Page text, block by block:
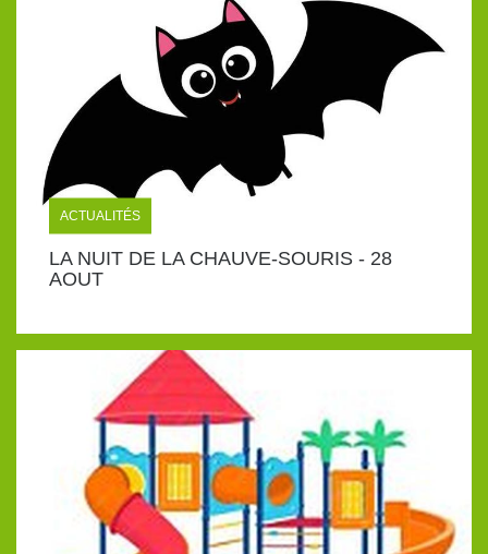
ACTUALITÉS
LA NUIT DE LA CHAUVE-SOURIS - 28
AOUT